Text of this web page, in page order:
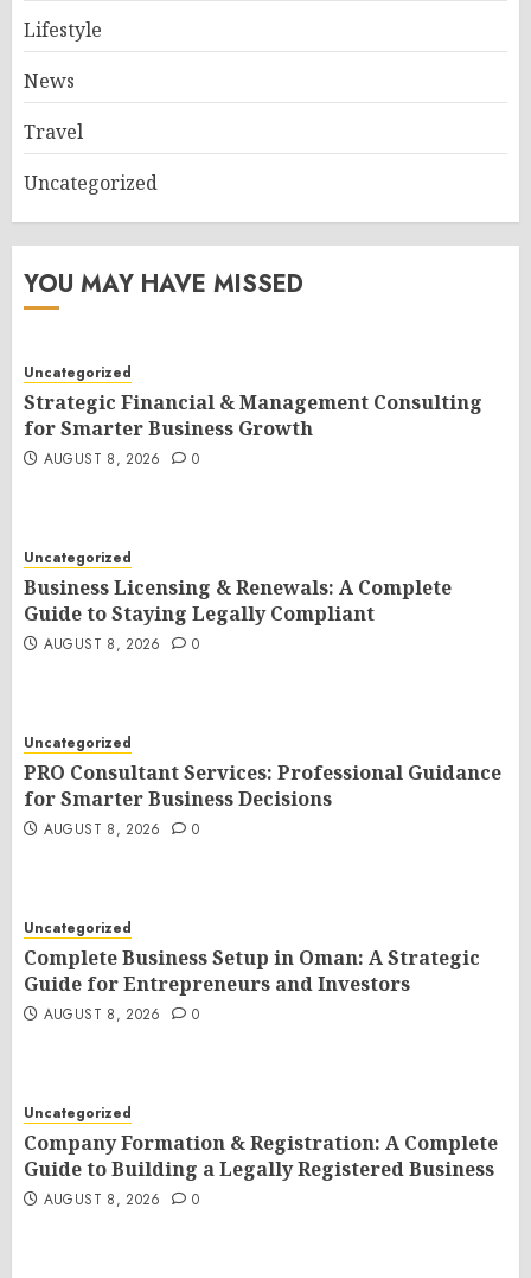
Lifestyle
News
Travel
Uncategorized
YOU MAY HAVE MISSED
Uncategorized
Strategic Financial & Management Consulting
for Smarter Business Growth
AUGUST 8, 2026 0
Uncategorized
Business Licensing & Renewals: A Complete
Guide to Staying Legally Compliant
AUGUST 8, 2026 0
Uncategorized
PRO Consultant Services: Professional Guidance
for Smarter Business Decisions
AUGUST 8, 2026 0
Uncategorized
Complete Business Setup in Oman: A Strategic
Guide for Entrepreneurs and Investors
AUGUST 8, 2026 0
Uncategorized
Company Formation & Registration: A Complete
Guide to Building a Legally Registered Business
AUGUST 8, 2026 0